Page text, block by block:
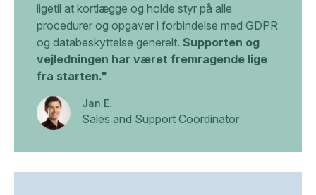
ligetil at kortlægge og holde styr på alle
procedurer og opgaver i forbindelse med GDPR
og databeskyttelse generelt. Supporten og
vejledningen har været fremragende lige
fra starten."
Jan E.
Sales and Support Coordinator